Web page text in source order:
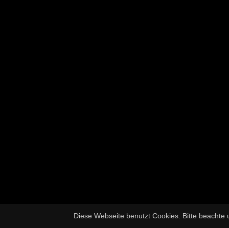
Diese Webseite benutzt Cookies. Bitte beachte